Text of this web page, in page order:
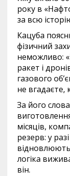
року в
за всю
Кацуба
фізичний
неможливо:
ракет і
газового
не вгадаєте,
За його
місяців,
резерв: у
логіка
він.